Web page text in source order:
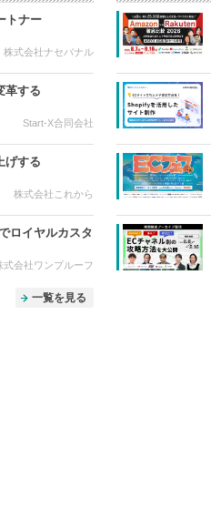
トナー
株式会社ナセバナル
革する
Start-X合同会社
げする
株式会社これから
ロイヤルカスタ
式会社ワンプルーフ
一覧を見る